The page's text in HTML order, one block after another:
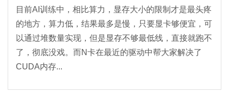
目前AI训练中，相比算力，显存大小的限制才是最头疼
的地方，算力低，结果最多是慢，只要显卡够便宜，可
以通过堆数量实现，但是显存不够最低线，直接就跑不
了，彻底没戏。而N卡在最近的驱动中帮大家解决了
CUDA内存...